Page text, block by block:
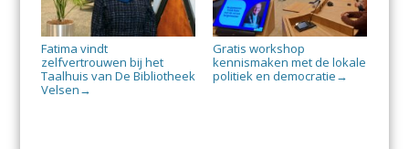
Fatima vindt
zelfvertrouwen bij het
Taalhuis van De Bibliotheek
Velsen →
Gratis workshop
kennismaken met de lokale
politiek en democratie →